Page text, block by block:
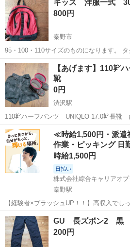
キッズ 洋服一式
800円
秦野市
95・100・110サイズのものになります。 タグに名前が記載していたも
のは塗りつぶしておりますのでご了承くだ
してなくタグに名前記載もしていなく 中
れてないハーフパンツ...
神奈川 秦野市 キッズ用品 キッズ
【あげます】110㌢
靴
0円
渋沢駅
110㌢ハーフパンツ UNIQLO 17.0㌢長靴 西松屋 息子が使
古です。 保育園のお着替えやお芋掘りにどうぞ。 ※ハーフ
み見当たりません。 ※長靴、ホームクリー
りの使用感あり...
神奈川 秦野市 渋沢駅 キッズ用品
≪時給1,500円・派遣
作業・ピッキング 日
時給1,500円
日払い
株式会社綜合キャリアオ
秦野駅
【経験者×ブラッシュUP！！】高収入でし
り稼ぐ！ 建設機械用ラジエーターの組立・加工・溶接 【業務内容詳
細】 (1)建設機械向けラジエターの製造、組
等その他付随業務(2)溶...
神奈川 秦野市 秦野駅 その他
GU 長ズボン2 黒
200円